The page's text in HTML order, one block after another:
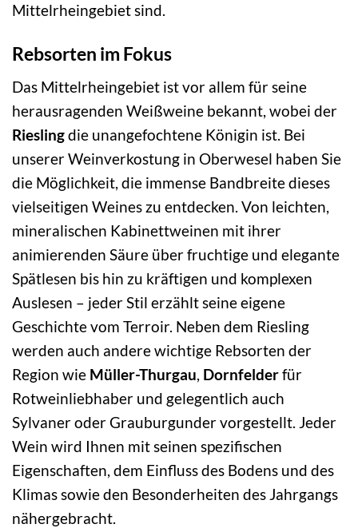
Mittelrheingebiet sind.
Rebsorten im Fokus
Das Mittelrheingebiet ist vor allem für seine
herausragenden Weißweine bekannt, wobei der
Rieslingdie unangefochtene Königin ist. Bei
unserer Weinverkostung in Oberwesel haben Sie
die Möglichkeit, die immense Bandbreite dieses
vielseitigen Weines zu entdecken. Von leichten,
mineralischen Kabinettweinen mit ihrer
animierenden Säure über fruchtige und elegante
Spätlesen bis hin zu kräftigen und komplexen
Auslesen – jeder Stil erzählt seine eigene
Geschichte vom Terroir. Neben dem Riesling
werden auch andere wichtige Rebsorten der
Region wie Müller-Thurgau, Dornfelderfür
Rotweinliebhaber und gelegentlich auch
Sylvaner oder Grauburgunder vorgestellt. Jeder
Wein wird Ihnen mit seinen spezifischen
Eigenschaften, dem Einfluss des Bodens und des
Klimas sowie den Besonderheiten des Jahrgangs
nähergebracht.